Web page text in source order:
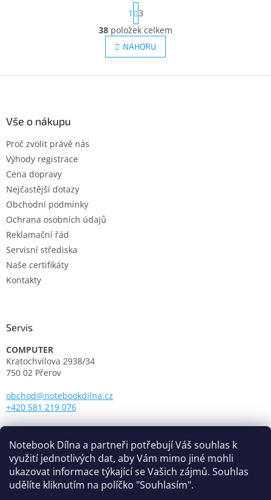
Notebook Dílna a partneři potřebují Váš souhlas k
využití jednotlivých dat, aby Vám mimo jiné mohli
ukazovat informace týkající se Vašich zájmů. Souhlas
udělíte kliknutím na políčko "Souhlasím".
O
v
l
S
t
r
á
n
k
v
1
3
38 položek celkem
NAHORU
Vše o nákupu
Proč zvolit právě nás
Výhody registrace
Cena dopravy
Nejčastější dotazy
Obchodní podmínky
Ochrana osobních údajů
Reklamační řád
Servisní střediska
Naše certifikáty
Kontakty
Servis
COMPUTER
Kratochvílova 2938/34
750 02 Přerov
obchod@notebookdilna.cz
+420 581 219 076
Otevírací doba:
Pondělí - Pátek: 9.00 - 17.00